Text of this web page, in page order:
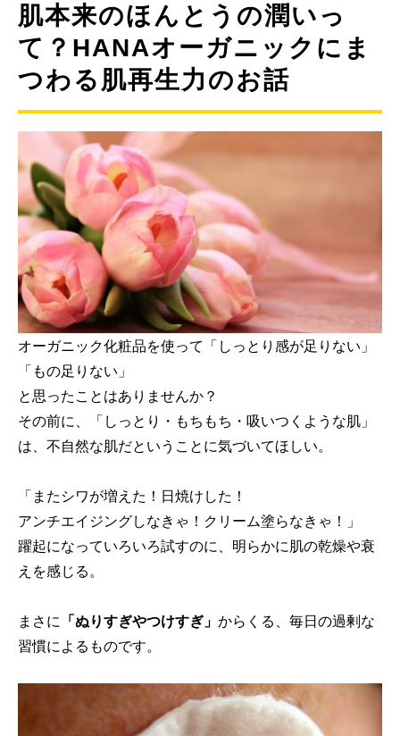
肌本来のほんとうの潤いっ
て？HANAオーガニックにま
つわる肌再生力のお話
オーガニック化粧品を使って「しっとり感が足りない」
「もの足りない」
と思ったことはありませんか？
その前に、「しっとり・もちもち・吸いつくような肌」
は、不自然な肌だということに気づいてほしい。
「またシワが増えた！日焼けした！
アンチエイジングしなきゃ！クリーム塗らなきゃ！」
躍起になっていろいろ試すのに、明らかに肌の乾燥や衰
えを感じる。
まさに 「ぬりすぎやつけすぎ」 からくる、毎日の過剰な
習慣によるものです。